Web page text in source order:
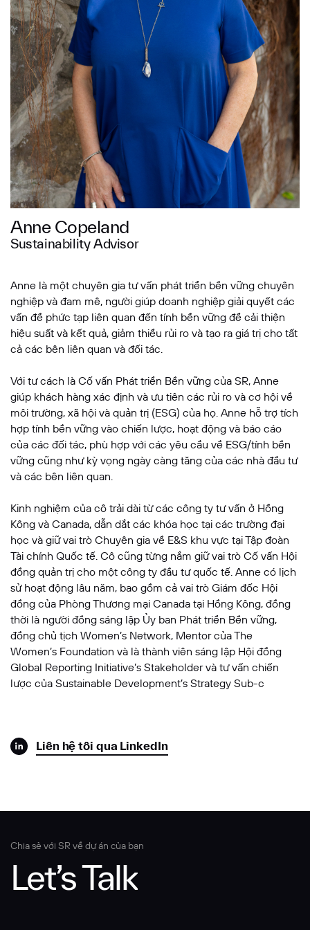
Anne Copeland
Sustainability Advisor
Anne là một chuyên gia tư vấn phát triển bền vững chuyên
nghiệp và đam mê, người giúp doanh nghiệp giải quyết các
vấn đề phức tạp liên quan đến tính bền vững để cải thiện
hiệu suất và kết quả, giảm thiểu rủi ro và tạo ra giá trị cho tất
cả các bên liên quan và đối tác.
Với tư cách là Cố vấn Phát triển Bền vững của SR, Anne
giúp khách hàng xác định và ưu tiên các rủi ro và cơ hội về
môi trường, xã hội và quản trị (ESG) của họ. Anne hỗ trợ tích
hợp tính bền vững vào chiến lược, hoạt động và báo cáo
của các đối tác, phù hợp với các yêu cầu về ESG/tính bền
vững cũng như kỳ vọng ngày càng tăng của các nhà đầu tư
và các bên liên quan.
Kinh nghiệm của cô trải dài từ các công ty tư vấn ở Hồng
Kông và Canada, dẫn dắt các khóa học tại các trường đại
học và giữ vai trò Chuyên gia về E&S khu vực tại Tập đoàn
Tài chính Quốc tế. Cô cũng từng nắm giữ vai trò Cố vấn Hội
đồng quản trị cho một công ty đầu tư quốc tế. Anne có lịch
sử hoạt động lâu năm, bao gồm cả vai trò Giám đốc Hội
đồng của Phòng Thương mại Canada tại Hồng Kông, đồng
thời là người đồng sáng lập Ủy ban Phát triển Bền vững,
đồng chủ tịch Women’s Network, Mentor của The
Women’s Foundation và là thành viên sáng lập Hội đồng
Global Reporting Initiative’s Stakeholder và tư vấn chiến
lược của Sustainable Development’s Strategy Sub-c
Liên hệ tôi qua LinkedIn
Chia sẻ với SR về dự án của bạn
Let’s Talk
Nội dung tin nhắn
GỬI THÔNG TIN